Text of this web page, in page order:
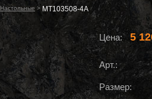
Настольные > MT103508-4A
Цена:5
Арт.:
Размер: